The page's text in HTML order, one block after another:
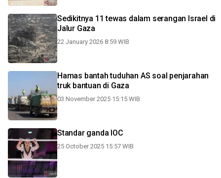
Sedikitnya 11 tewas dalam serangan Israel di
Jalur Gaza
22 January 2026 8:59 WIB
Hamas bantah tuduhan AS soal penjarahan
truk bantuan di Gaza
03 November 2025 15:15 WIB
Standar ganda IOC
25 October 2025 15:57 WIB